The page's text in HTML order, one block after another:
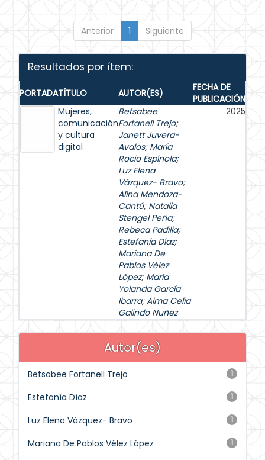
Anterior 1 Siguiente
Resultados por ítem:
PORTADATÍTULO AUTOR(ES)
FECHA DE
PUBLICACIÓN
Mujeres,
comunicación
y cultura
digital
Betsabee
Fortanell Trejo;
Janett Juvera-
Avalos; María
Rocío Espínola;
Luz Elena
Vázquez- Bravo;
Alina Mendoza-
Cantú; Natalia
Stengel Peña;
Rebeca Padilla;
Estefanía Díaz;
Mariana De
Pablos Vélez
López; María
Yolanda García
Ibarra;Alma Celia
Galindo Nuñez
2025
Autor(es)
1
Betsabee Fortanell Trejo
1
Estefanía Díaz
1
Luz Elena Vázquez- Bravo
1
Mariana De Pablos Vélez López